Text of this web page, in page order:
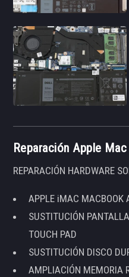
Reparación Apple Mac
REPARACIÓN HARDWARE
APPLE iMAC MACBOOK
SUSTITUCIÓN
TOUCH PAD
SUSTITUCIÓN DISCO
AMPLIACIÓN MEMORIA